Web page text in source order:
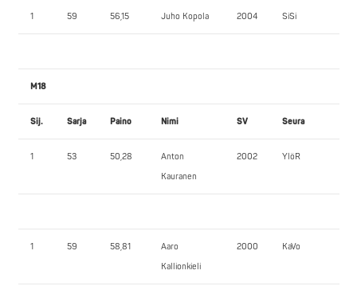
1 59 56,15 Juho Kopola 2004 SiSi
M18
Sij. Sarja Paino Nimi SV Seura
1 53 50,28
Anton
Kauranen
2002 YlöR
1 59 58,81
Aaro
Kallionkieli
2000 KaVo